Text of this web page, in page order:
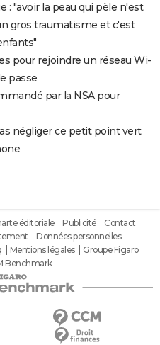
: "avoir la peau qui pèle n'est
gros traumatisme et c'est
pour rejoindre un réseau Wi-
passe
par la NSA pour
négliger ce petit point vert
éditoriale Publicité
Contact
Données personnelles
Mentions légales
Groupe Figaro
Benchmark